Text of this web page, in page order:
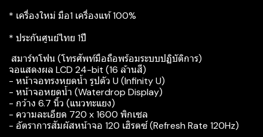
* เครื่องใหม่ มือ1 เครื่องแท้ 100%
* ประกันศูนย์ไทย 1ปี
สมาร์ทโฟน (โทรศัพท์มือถือพร้อมระบบปฏิบัติการ)
จอแสดงผล LCD 24-bit (16 ล้านสี)
- หน้าจอทรงหยดน้ำ รูปตัว U (Infinity U)
- หน้าจอหยดน้ำ (Waterdrop Display)
- กว้าง 6.7 นิ้ว (แนวทะแยง)
- ความละเอียด 720 x 1600 พิกเซล
- อัตราการสัมผัสหน้าจอ 120 เฮิรตซ์ (Refresh Rate 120Hz)